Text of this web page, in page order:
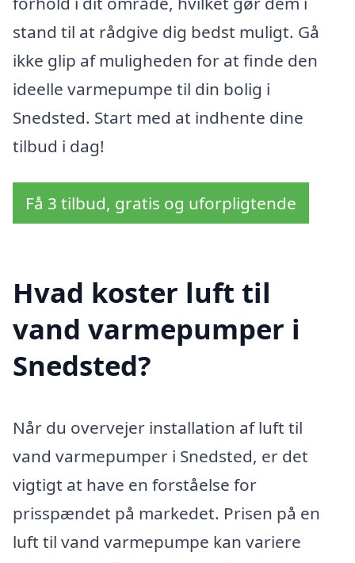
stand til at rådgive dig bedst muligt. Gå
ikke glip af muligheden for at finde den
ideelle varmepumpe til din bolig i
Snedsted. Start med at indhente dine
tilbud i dag!
Få 3 tilbud, gratis og uforpligtende
Hvad koster luft til
vand varmepumper i
Snedsted?
Når du overvejer installation af luft til
vand varmepumper i Snedsted, er det
vigtigt at have en forståelse for
prisspændet på markedet. Prisen på en
luft til vand varmepumpe kan variere